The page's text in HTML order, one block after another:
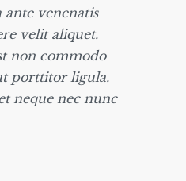
ante venenatis
velit aliquet.
non commodo
porttitor ligula.
neque nec nunc